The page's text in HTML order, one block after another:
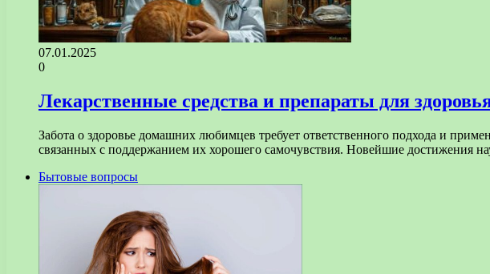
07.01.2025
0
Лекарственные средства и препараты для
Забота о здоровье домашних любимцев требует ответственного подхода и
связанных с поддержанием их хорошего самочувствия. Новейшие достижения
Бытовые вопросы